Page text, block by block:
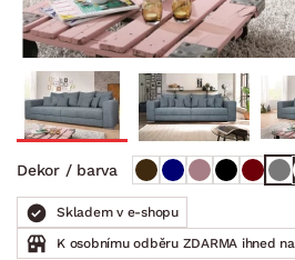
Dekor / barva
Skladem v e-shopu
K osobnímu odběru ZDARMA ihned na